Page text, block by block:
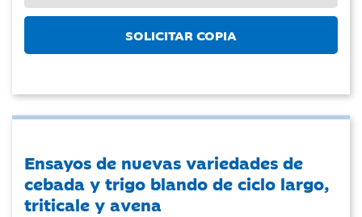
SOLICITAR COPIA
Ensayos de nuevas variedades de
cebada y trigo blando de ciclo largo,
triticale y avena